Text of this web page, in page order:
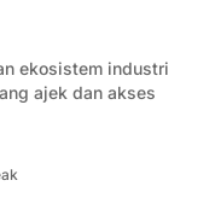
ekosistem industri
ajek dan akses